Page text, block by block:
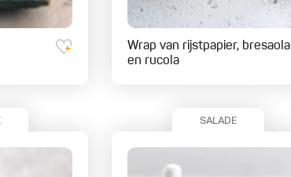
Wrap van rijstpapier, bresaola
en rucola
SALADE